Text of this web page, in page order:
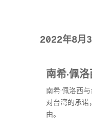
2022年8月
南希·佩
南希·佩洛西
对台湾的承诺
由。